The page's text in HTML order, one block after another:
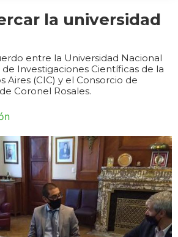
la universidad
entre la Universidad Nacional
de Investigaciones Científicas de la
Aires (CIC) y el Consorcio de
Coronel Rosales.